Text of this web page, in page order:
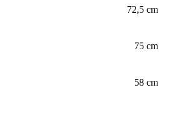
72,5 cm
75 cm
58 cm